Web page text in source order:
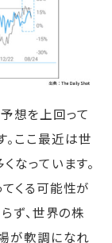
想を上回って
ここ最近は世
なっています。
くる可能性が
ず、世界の株
が軟調になれ